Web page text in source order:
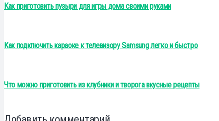
Как приготовить пузыри для игры дома своими руками
Как подключить караоке к телевизору Samsung легко и быстро
Что можно приготовить из клубники и творога вкусные рецепты